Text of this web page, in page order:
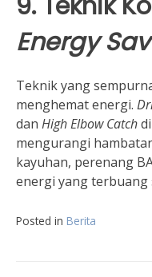
Energy
Teknik yang
menghemat energi.
dan High Elbow Catch
mengurangi
kayuhan, perenang
energi yang terbuang
Posted in Berita